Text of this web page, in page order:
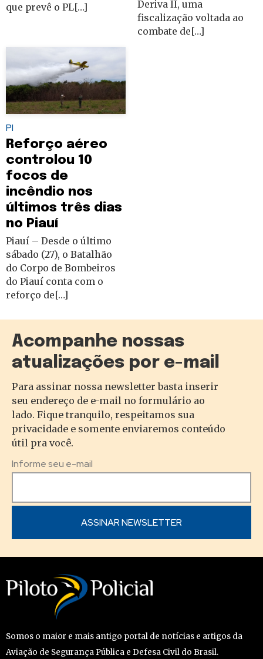
que prevê o PL[…]
Deriva II, uma
fiscalização voltada ao
combate de[…]
PI
Reforço aéreo
controlou 10
focos de
incêndio nos
últimos três dias
no Piauí
Piauí – Desde o último
sábado (27), o Batalhão
do Corpo de Bombeiros
do Piauí conta com o
reforço de[…]
Acompanhe nossas
atualizações por e-mail
Para assinar nossa newsletter basta inserir
seu endereço de e-mail no formulário ao
lado. Fique tranquilo, respeitamos sua
privacidade e somente enviaremos conteúdo
útil pra você.
Informe seu e-mail
Somos o maior e mais antigo portal de notícias e artigos da
Aviação de Segurança Pública e Defesa Civil do Brasil.